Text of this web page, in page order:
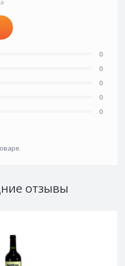
0
0
0
0
0
отзывы